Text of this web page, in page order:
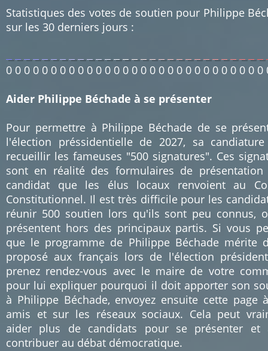
Statistiques des votes de soutien pour Philippe
sur les 30 derniers jours :
0 0 0 0 0 0 0 0 0 0 0 0 0 0 0 0 0 0 0 0 0 0 0 0 0 0 0 0 0
Aider Philippe Béchade à se présenter
Pour permettre à Philippe Béchade de se
l'élection préssidentielle de 2027, sa
recueillir les fameuses "500 signatures". Ces
sont en réalité des formulaires de présentation
candidat que les élus locaux renvoient au
Constitutionnel. Il est très difficile pour les
réunir 500 soutien lors qu'ils sont peu connus,
présentent hors des principaux partis. Si vous
que le programme de Philippe Béchade mérite
proposé aux français lors de l'élection
prenez rendez-vous avec le maire de votre
pour lui expliquer pourquoi il doit apporter son
à Philippe Béchade, envoyez ensuite cette page
amis et sur les réseaux sociaux. Cela peut
aider plus de candidats pour se présenter et
contribuer au débat démocratique.